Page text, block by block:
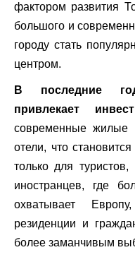
фактором развития
большого и
городу стать
центром.
В последние
привлекает
современные жилые
отели, что
только для
иностранцев, где
охватывает
резиденции и
более заманчивым